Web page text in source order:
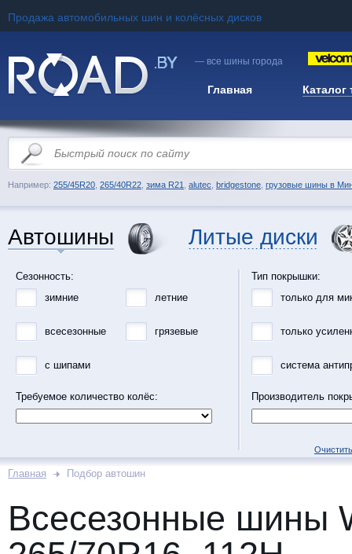
Продажа автомобильных шин и колёсных дисков
— все шины города
Главная Каталог
Например: 255/45R20 265/40R22 зима R21 alutec bridgestone грузовые шины в
Автошины Литые диски
Сезонность:
зимние
летние
всесезонные грязевые
с шипами
Требуемое количество колёс:
Тип покрышки:
только для
только
система
Производитель
Главная Подбор автошин
Всесезонные шины